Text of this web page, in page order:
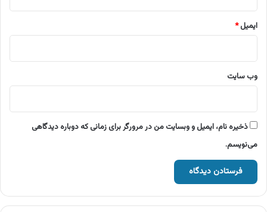
ایمیل*
وب‌ سایت
ذخیره نام، ایمیل و وبسایت من در مرورگر برای زمانی که دوباره دیدگاهی
می‌نویسم.